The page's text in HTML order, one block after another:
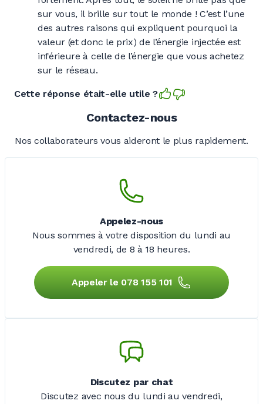
sur vous, il brille sur tout le monde ! C’est l’une
des autres raisons qui expliquent pourquoi la
valeur (et donc le prix) de l’énergie injectée est
inférieure à celle de l’énergie que vous achetez
sur le réseau.
Cette réponse était-elle utile ?
Contactez-nous
Nos collaborateurs vous aideront le plus rapidement.
Appelez-nous
Nous sommes à votre disposition du lundi au
vendredi, de 8 à 18 heures.
Appeler le 078 155 101
Discutez par chat
Discutez avec nous du lundi au vendredi,